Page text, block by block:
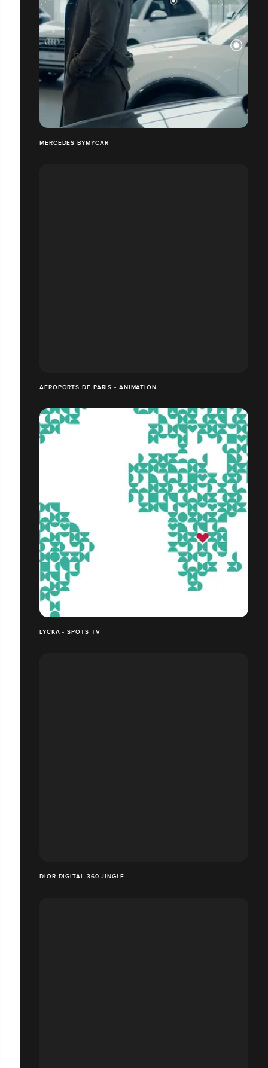
MERCEDES BYMYCAR
AÉROPORTS DE PARIS - ANIMATION
LYCKA - SPOTS TV
DIOR DIGITAL 360 JINGLE